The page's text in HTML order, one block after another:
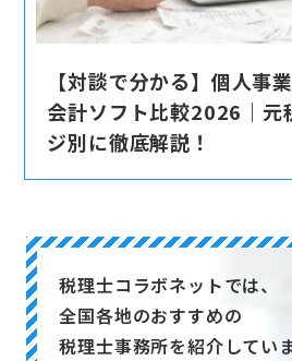
【対談で分かる】個人事
会計ソフト比較2026｜元
ジ別に徹底解説！
税理士コラボネットでは、
全国各地のおすすめの
税理士事務所を紹介してい